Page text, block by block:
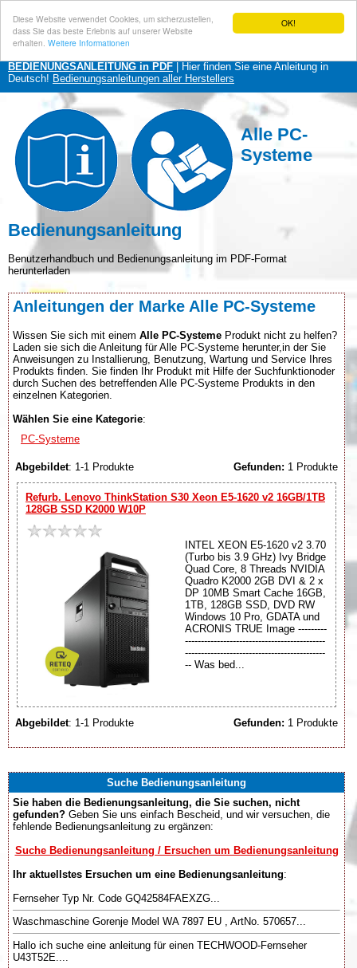
OK!
Diese Website verwendet Cookies, um sicherzustellen,
dass Sie das beste Erlebnis auf unserer Website
erhalten. Weitere Informationen
BEDIENUNGSANLEITUNG in PDF | Hier finden Sie eine Anleitung in
Deutsch! Bedienungsanleitungen aller Herstellers
Alle PC-
Systeme
Bedienungsanleitung
Benutzerhandbuch und Bedienungsanleitung im PDF-Format
herunterladen
Anleitungen der Marke Alle PC-Systeme
Wissen Sie sich mit einem Alle PC-Systeme Produkt nicht zu helfen?
Laden sie sich die Anleitung für Alle PC-Systeme herunter,in der Sie
Anweisungen zu Installierung, Benutzung, Wartung und Service Ihres
Produkts finden. Sie finden Ihr Produkt mit Hilfe der Suchfunktionoder
durch Suchen des betreffenden Alle PC-Systeme Produkts in den
einzelnen Kategorien.
Wählen Sie eine Kategorie:
PC-Systeme
Abgebildet: 1-1 Produkte Gefunden: 1 Produkte
Refurb. Lenovo ThinkStation S30 Xeon E5-1620 v2 16GB/1TB
128GB SSD K2000 W10P
INTEL XEON E5-1620 v2 3.70
(Turbo bis 3.9 GHz) Ivy Bridge
Quad Core, 8 Threads NVIDIA
Quadro K2000 2GB DVI & 2 x
DP 10MB Smart Cache 16GB,
1TB, 128GB SSD, DVD RW
Windows 10 Pro, GDATA und
ACRONIS TRUE Image ---------
--------------------------------------------
--------------------------------------------
-- Was bed...
Abgebildet: 1-1 Produkte Gefunden: 1 Produkte
Suche Bedienungsanleitung
Sie haben die Bedienungsanleitung, die Sie suchen, nicht
gefunden? Geben Sie uns einfach Bescheid, und wir versuchen, die
fehlende Bedienungsanleitung zu ergänzen:
Suche Bedienungsanleitung / Ersuchen um Bedienungsanleitung
Ihr aktuellstes Ersuchen um eine Bedienungsanleitung:
Fernseher Typ Nr. Code GQ42584FAEXZG...
Waschmaschine Gorenje Model WA 7897 EU , ArtNo. 570657...
Hallo ich suche eine anleitung für einen TECHWOOD-Fernseher
U43T52E....